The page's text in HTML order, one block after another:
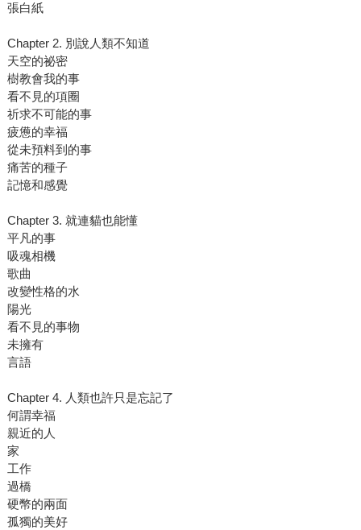
張白紙
Chapter 2. 別說人類不知道
天空的祕密
樹教會我的事
看不見的項圈
祈求不可能的事
疲憊的幸福
從未預料到的事
痛苦的種子
記憶和感覺
Chapter 3. 就連貓也能懂
平凡的事
吸魂相機
歌曲
改變性格的水
陽光
看不見的事物
未擁有
言語
Chapter 4. 人類也許只是忘記了
何謂幸福
親近的人
家
工作
過橋
硬幣的兩面
孤獨的美好